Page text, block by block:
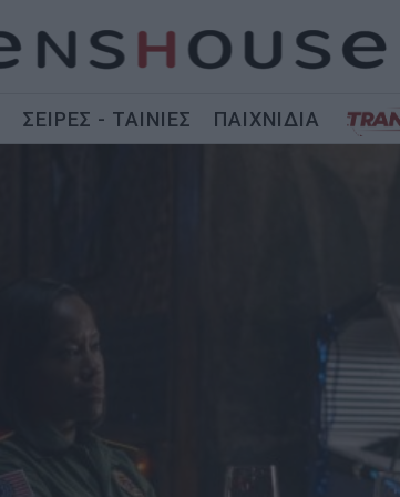
ΣΕΙΡΕΣ - ΤΑΙΝΙΕΣ ΠΑΙΧΝΙΔΙΑ